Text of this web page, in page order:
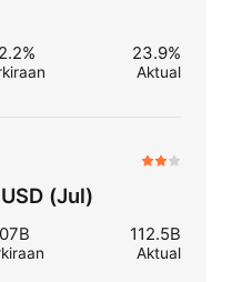
23.9%
Aktual
(Jul)
112.5B
Aktual